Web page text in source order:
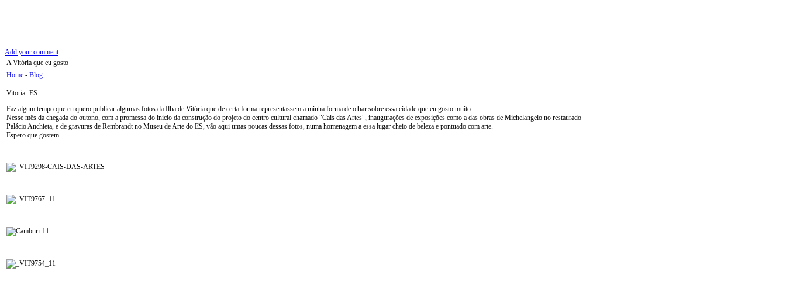
Add your comment
A Vitória que eu gosto
Home - Blog
Vitoria -ES
Faz algum tempo que eu quero publicar algumas fotos da Ilha de Vitória que de certa forma representassem a minha forma de olhar sobre essa cidade que eu gosto muito.
Nesse mês da chegada do outono, com a promessa do inicio da construção do projeto do centro cultural chamado "Cais das Artes", inaugurações de exposições como a das obras de Michelangelo no restaurado
Palácio Anchieta, e de gravuras de Rembrandt no Museu de Arte do ES, vão aqui umas poucas dessas fotos, numa homenagem a essa lugar cheio de beleza e pontuado com arte.
Espero que gostem.